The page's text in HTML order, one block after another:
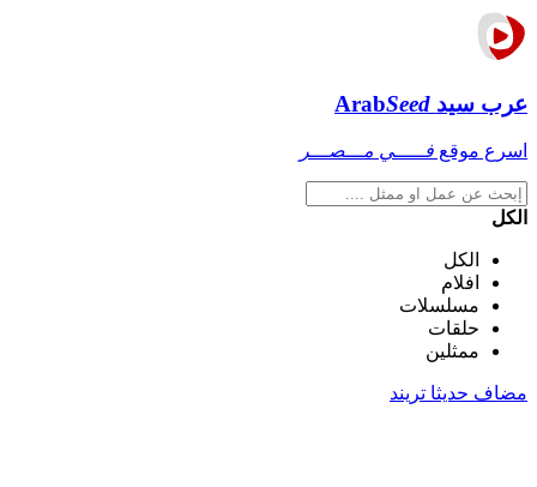
عرب سيد ArabSeed
اسرع موقع فـــــي مـــصـــر
الكل
الكل
افلام
مسلسلات
حلقات
ممثلين
مضاف حديثا تريند